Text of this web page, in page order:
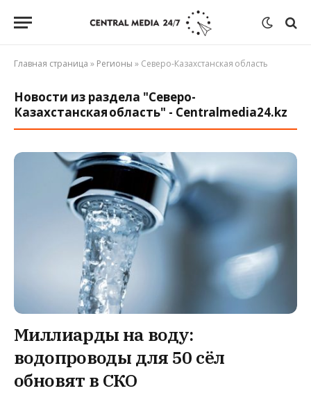
Главная страница » Регионы » Северо-Казахстанская область
Новости из раздела "Северо-
Казахстанская область" - Centralmedia24.kz
Миллиарды на воду:
водопроводы для 50 сёл
обновят в СКО